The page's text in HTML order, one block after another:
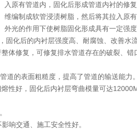
入原有管道内，固化后形成管道内衬的修
维编制成软管浸渍树脂，然后将其拉入原
外光的作用下使树脂固化形成具有一定强
后的内衬层强度高、耐腐蚀、改善水流
修复，可修复排水管道存在的破裂、错
的表面粗糙度，提高了管道的输送能力。
好，固化后内衬层弯曲模量可达
响交通、施工安全性好。